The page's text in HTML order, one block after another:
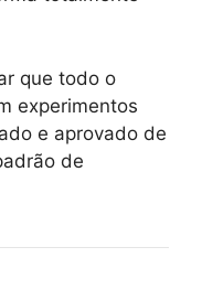
que todo o
experimentos
e aprovado de
de